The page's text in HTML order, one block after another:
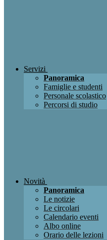
Servizi
Panoramica
Famiglie e studenti
Personale scolastico
Percorsi di studio
Novità
Panoramica
Le notizie
Le circolari
Calendario eventi
Albo online
Orario delle lezioni